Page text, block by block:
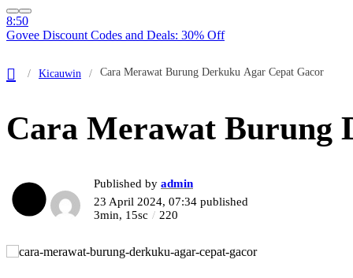
8:50
Govee Discount Codes and Deals: 30% Off
8:50
A Security Pro Hacked North Korean Hackers. He Found They’d
8:50
OpenAI’s Browser Could Be Hijacked to Spam Your WhatsApp
Kicauwin Cara Merawat Burung Derkuku Agar Cepat Gacor
Cara Merawat Burung
Published by admin
23 April 2024, 07:34 published
3min, 15sc
220